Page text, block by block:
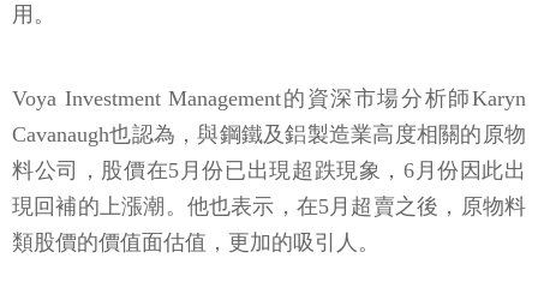
用。
Voya Investment Management的資深市場分析師Karyn
Cavanaugh也認為，與鋼鐵及鋁製造業高度相關的原物
料公司，股價在5月份已出現超跌現象，6月份因此出
現回補的上漲潮。他也表示，在5月超賣之後，原物料
類股價的價值面估值，更加的吸引人。